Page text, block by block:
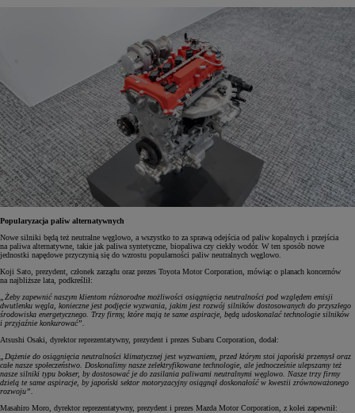
Popularyzacja paliw alternatywnych
Nowe silniki będą też neutralne węglowo, a wszystko to za sprawą odejścia od paliw kopalnych i przejścia
na paliwa alternatywne, takie jak paliwa syntetyczne, biopaliwa czy ciekły wodór. W ten sposób nowe
jednostki napędowe przyczynią się do wzrostu popularności paliw neutralnych węglowo.
Koji Sato, prezydent, członek zarządu oraz prezes Toyota Motor Corporation, mówiąc o planach koncernów
na najbliższe lata, podkreślił:
„Żeby zapewnić naszym klientom różnorodne możliwości osiągnięcia neutralności pod względem emisji
dwutlenku węgla, konieczne jest podjęcie wyzwania, jakim jest rozwój silników dostosowanych do przyszłego
środowiska energetycznego. Trzy firmy, które mają te same aspiracje, będą udoskonalać technologie silników
i przyjaźnie konkurować”.
Atsushi Osaki, dyrektor reprezentatywny, prezydent i prezes Subaru Corporation, dodał:
„Dążenie do osiągnięcia neutralności klimatycznej jest wyzwaniem, przed którym stoi japoński przemysł oraz
całe nasze społeczeństwo. Doskonalimy nasze zelektryfikowane technologie, ale jednocześnie ulepszamy też
nasze silniki typu bokser, by dostosować je do zasilania paliwami neutralnymi węglowo. Nasze trzy firmy
dzielą te same aspiracje, by japoński sektor motoryzacyjny osiągnął doskonałość w kwestii zrównoważonego
rozwoju”.
Masahiro Moro, dyrektor reprezentatywny, prezydent i prezes Mazda Motor Corporation, z kolei zapewnił: